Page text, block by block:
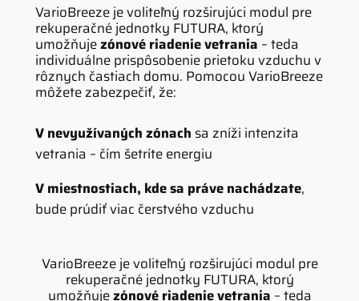
VarioBreeze je voliteľný rozširujúci modul pre
rekuperačné jednotky FUTURA, ktorý
umožňujezónové riadenie vetrania – teda
individuálne prispôsobenie prietoku vzduchu v
rôznych častiach domu. Pomocou VarioBreeze
môžete zabezpečiť, že:
V nevyužívaných zónach sa zníži intenzita
vetrania – čím šetríte energiu
V miestnostiach, kde sa práve nachádzate,
bude prúdiť viac čerstvého vzduchu
VarioBreeze je voliteľný rozširujúci modul pre
rekuperačné jednotky FUTURA, ktorý
umožňujezónové riadenie vetrania – teda